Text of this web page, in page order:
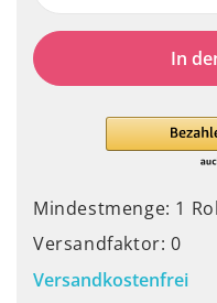
In
Mindestmenge: 1
Versandfaktor: 0
Versandkostenfrei